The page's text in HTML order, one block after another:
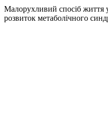
Малорухливий спосіб життя
розвиток метаболічного